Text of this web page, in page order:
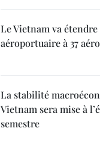
Le Vietnam va étendre
aéroportuaire à 37
La stabilité
Vietnam sera mise à
semestre